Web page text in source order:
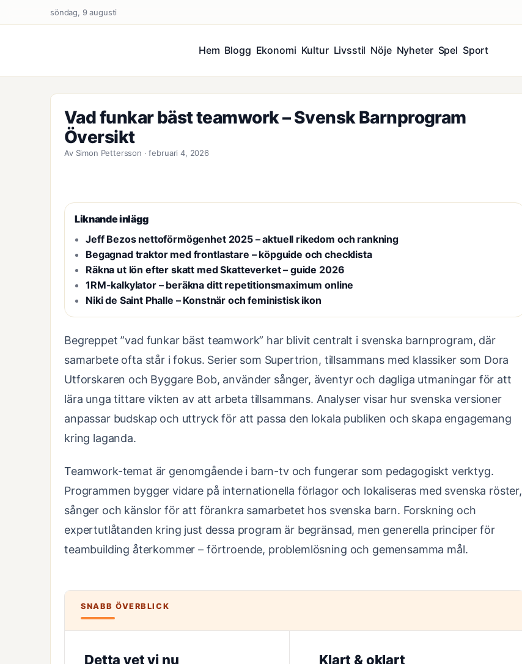
söndag, 9 augusti
Hem Blogg Ekonomi Kultur Livsstil Nöje Nyheter Spel Sport
Vad funkar bäst teamwork – Svensk Barnprogram
Översikt
Av Simon Pettersson · februari 4, 2026
Liknande inlägg
Jeff Bezos nettoförmögenhet 2025 – aktuell rikedom och rankning
Begagnad traktor med frontlastare – köpguide och checklista
Räkna ut lön efter skatt med Skatteverket – guide 2026
1RM-kalkylator – beräkna ditt repetitionsmaximum online
Niki de Saint Phalle – Konstnär och feministisk ikon
Begreppet ”vad funkar bäst teamwork” har blivit centralt i svenska barnprogram, där
samarbete ofta står i fokus. Serier som Supertrion, tillsammans med klassiker som Dora
Utforskaren och Byggare Bob, använder sånger, äventyr och dagliga utmaningar för att
lära unga tittare vikten av att arbeta tillsammans. Analyser visar hur svenska versioner
anpassar budskap och uttryck för att passa den lokala publiken och skapa engagemang
kring laganda.
Teamwork-temat är genomgående i barn-tv och fungerar som pedagogiskt verktyg.
Programmen bygger vidare på internationella förlagor och lokaliseras med svenska röster,
sånger och känslor för att förankra samarbetet hos svenska barn. Forskning och
expertutlåtanden kring just dessa program är begränsad, men generella principer för
teambuilding återkommer – förtroende, problemlösning och gemensamma mål.
SNABB ÖVERBLICK
Detta vet vi nu Klart & oklart